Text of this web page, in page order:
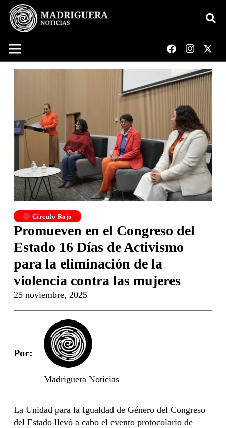
Círculo Rojo
Promueven en el Congreso del
Estado 16 Días de Activismo
para la eliminación de la
violencia contra las mujeres
25 noviembre, 2025
Por:
Madriguera Noticias
La Unidad para la Igualdad de Género del Congreso
del Estado llevó a cabo el evento protocolario de